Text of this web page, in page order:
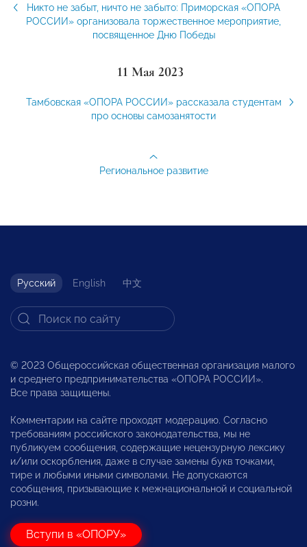
Никто не забыт, ничто не забыто: Приморская «ОПОРА
РОССИИ» организовала торжественное мероприятие,
посвященное Дню Победы
11 Мая 2023
Тамбовская «ОПОРА РОССИИ» рассказала студентам
про основы самозанятости
Региональное развитие
Русский English 中文
© 2023 Общероссийская общественная организация малого
и среднего предпринимательства «ОПОРА РОССИИ».
Все права защищены.
Комментарии на сайте проходят модерацию. Согласно
требованиям российского законодательства, мы не
публикуем сообщения, содержащие нецензурную лексику
и/или оскорбления, даже в случае замены букв точками,
тире и любыми иными символами. Не допускаются
сообщения, призывающие к межнациональной и социальной
розни.
Вступи в «ОПОРУ»